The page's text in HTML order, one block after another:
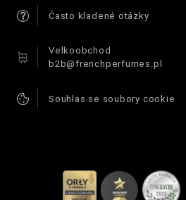
Často kladené otázky
Velkoobchod
b2b@frenchperfumes.pl
Souhlas se soubory cookie